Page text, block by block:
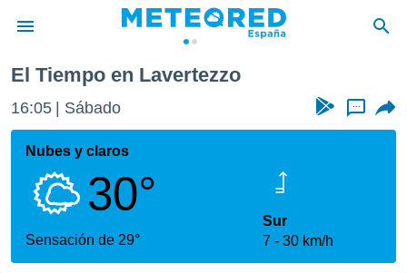
de
por
que se
calidad.
a este
las
El Tiempo en Lavertezzo
16:05 Sábado ...
Nubes y claros
30°
Sensación de 29°
Sur
7
30 km/h